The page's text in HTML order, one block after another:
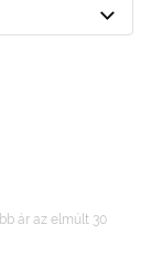
ár az elmúlt 30